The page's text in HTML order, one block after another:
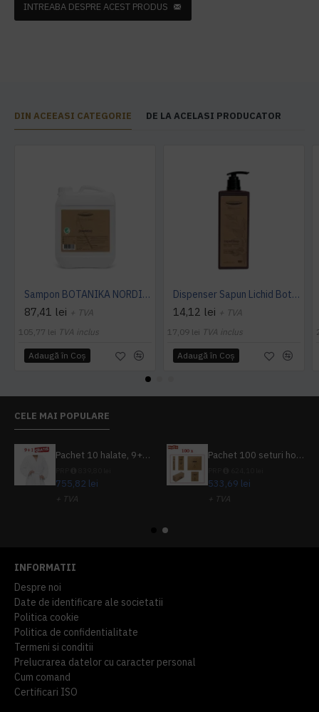
INTREABA DESPRE ACEST PRODUS
DIN ACEEASI CATEGORIE DE LA ACELASI PRODUCATOR
Sampon BOTANIKA NORDIC SWAN 5L -ECOLABEL -Nordic Argan
87,41 lei + TVA
105,77 lei TVA inclus
Adaugă în Coş
Dispenser Sapun Lichid Botanika 300ml
14,12 lei + TVA
17,09 lei TVA inclus
Adaugă în Coş
CELE MAI POPULARE
Pachet 10 halate, 9+1 gratuit
755,82 lei
+ TVA
Pachet 100 seturi hoteliere, set dentar, set barbierit, casca de dus, pila unghii, set cusut
533,69 lei
+ TVA
INFORMATII
Despre noi
Date de identificare ale societatii
Politica cookie
Politica de confidentialitate
Termeni si conditii
Prelucrarea datelor cu caracter personal
Cum comand
Certificari ISO